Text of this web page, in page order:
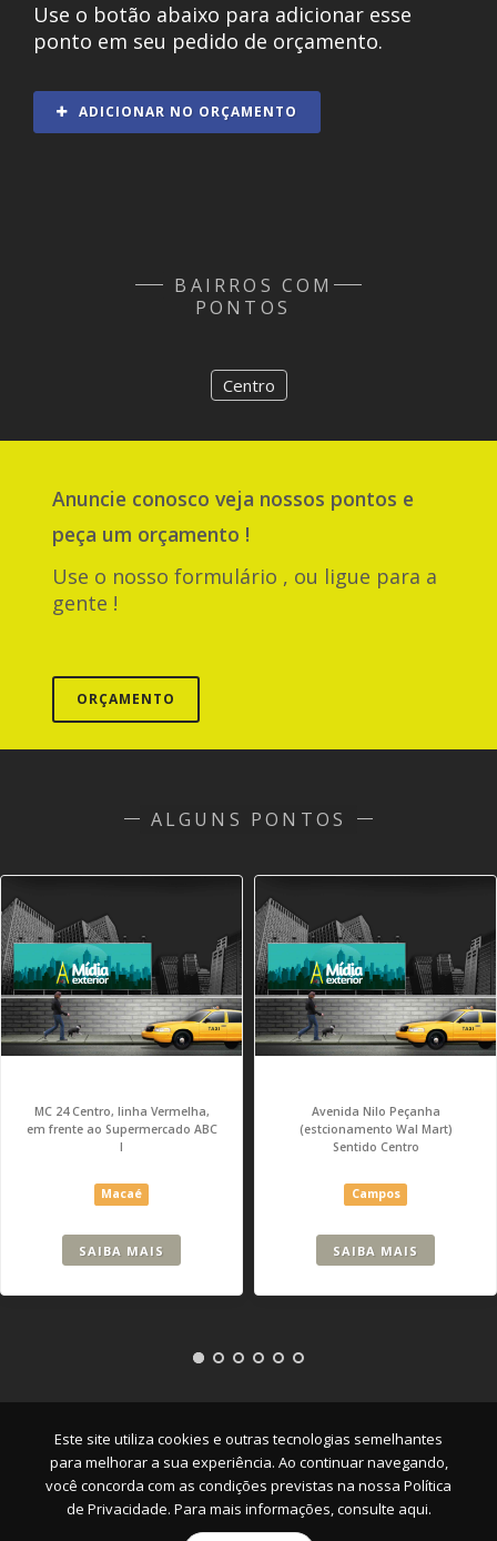
Este site utiliza cookies e outras tecnologias semelhantes
para melhorar a sua experiência. Ao continuar navegando,
você concorda com as condições previstas na nossa Política
de Privacidade. Para mais informações, consulte aqui.
Use o botão abaixo para adicionar esse
ponto em seu pedido de orçamento.
ADICIONAR NO ORÇAMENTO
BAIRROS COM
PONTOS
Centro
Anuncie conosco veja nossos pontos e
peça um orçamento !
Use o nosso formulário , ou ligue para a
gente !
ORÇAMENTO
ALGUNS PONTOS
MC 24 Centro, linha Vermelha,
em frente ao Supermercado ABC
I
Macaé
SAIBA MAIS
Avenida Nilo Peçanha
(estcionamento Wal Mart)
Sentido Centro
Campos
SAIBA MAIS
Empresa|Serviços|Pontos|Contato